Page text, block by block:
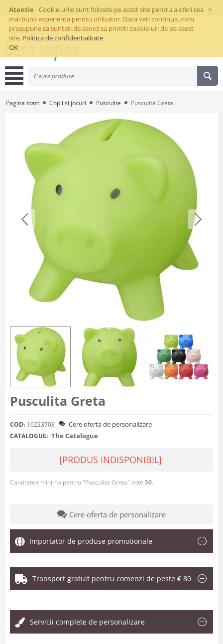
×
Atentie
Cookie-urile sunt folosite pe acest site pentru a oferi cea
mai buna experienta pentru utilizator. Daca veti continua, vom
presupune ca sunteti de acord sa primiti cookie-uri de pe acest
site. Politica de confidentialitate
OK
Pagina start Copii si jocuri Pusculite Pusculita Greta
Pusculita Greta
COD: 10223708 Cere oferta de personalizare
CATALOGUE: The Catalogue
[PRODUS INDISPONIBIL]
Cantitatea minima pentru "Pusculita Greta" este 50.
Cere oferta de personalizare
Importator de produse promotionale
Transport gratuit pentru comenzi de peste € 80
Servicii complete de personalizare